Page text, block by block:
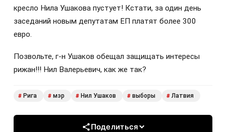
кресло Нила Ушакова пустует! Кстати, за один день
заседаний новым депутатам ЕП платят более 300
евро.
Позвольте, г-н Ушаков обещал защищать интересы
рижан!!! Нил Валерьевич, как же так?
# Рига # мэр # Нил Ушаков # выборы # Латвия
Поделиться